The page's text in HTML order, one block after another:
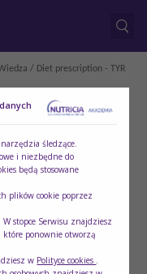
/ Diet prescription - TYR
śledzące.
i niezbędne do
będą stosowane
plików cookie poprzez
stopce Serwisu znajdziesz
ponownie otworzą
w Polityce cookies